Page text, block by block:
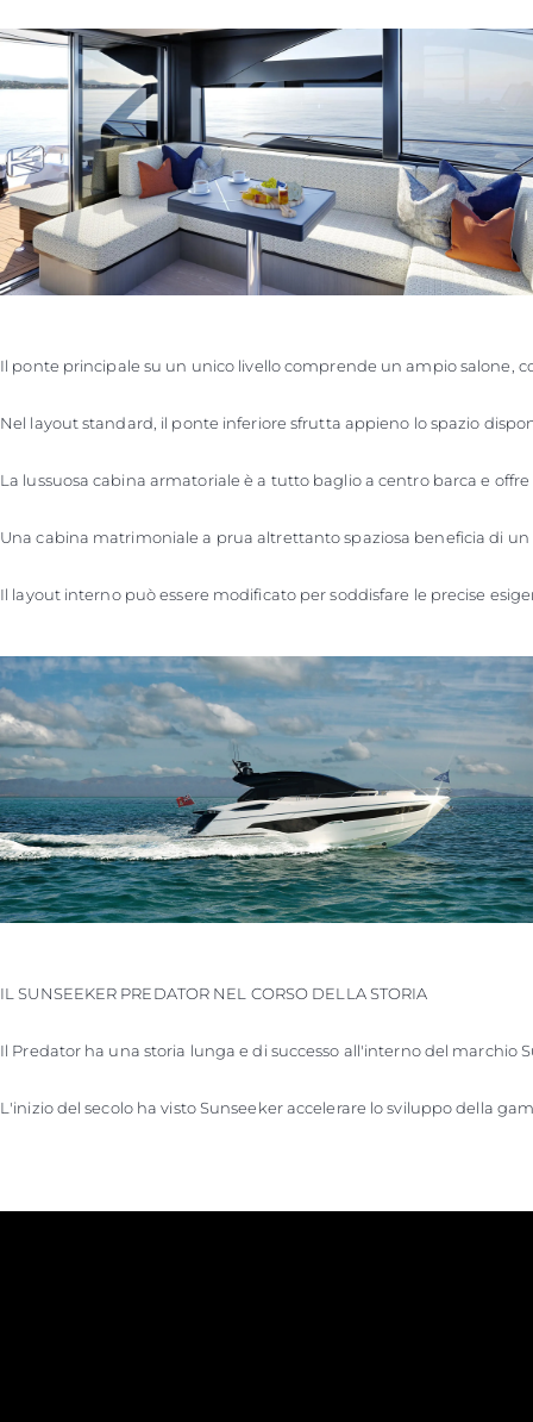
Il ponte principale su un unico livello comprende un ampio salone,
Nel layout standard, il ponte inferiore sfrutta appieno lo spazio
La lussuosa cabina armatoriale è a tutto baglio a centro barca e
Una cabina matrimoniale a prua altrettanto spaziosa beneficia di
IL SUNSEEKER PREDATOR NEL CORSO DELLA STORIA
Il Predator ha una storia lunga e di successo all'interno del
L'inizio del secolo ha visto Sunseeker accelerare lo sviluppo della